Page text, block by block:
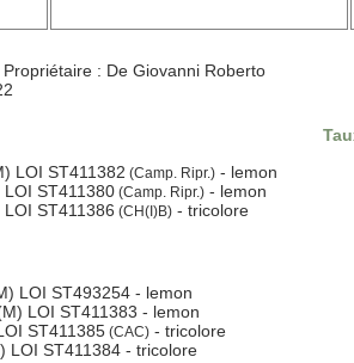
: De Giovanni Roberto
LOI ST411382 (Camp. Ripr.) - lemon
ST411380 (Camp. Ripr.) - lemon
ST411386 (CH(I)B) - tricolore
LOI ST493254 - lemon
LOI ST411383 - lemon
ST411385 (CAC) - tricolore
LOI ST411384 - tricolore